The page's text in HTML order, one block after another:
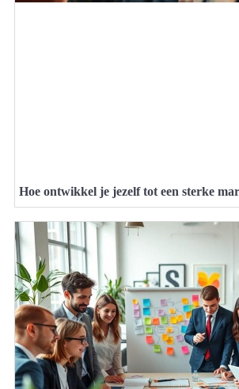
Hoe ontwikkel je jezelf tot een sterke